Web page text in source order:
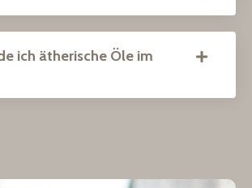
ich ätherische Öle im